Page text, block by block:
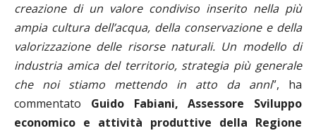
creazione di un valore condiviso inserito nella più
ampia cultura dell’acqua, della conservazione e della
valorizzazione delle risorse naturali. Un modello di
industria amica del territorio, strategia più generale
che noi stiamo mettendo in atto da anni”, ha
commentato Guido Fabiani, Assessore Sviluppo
economico e attività produttive della Regione